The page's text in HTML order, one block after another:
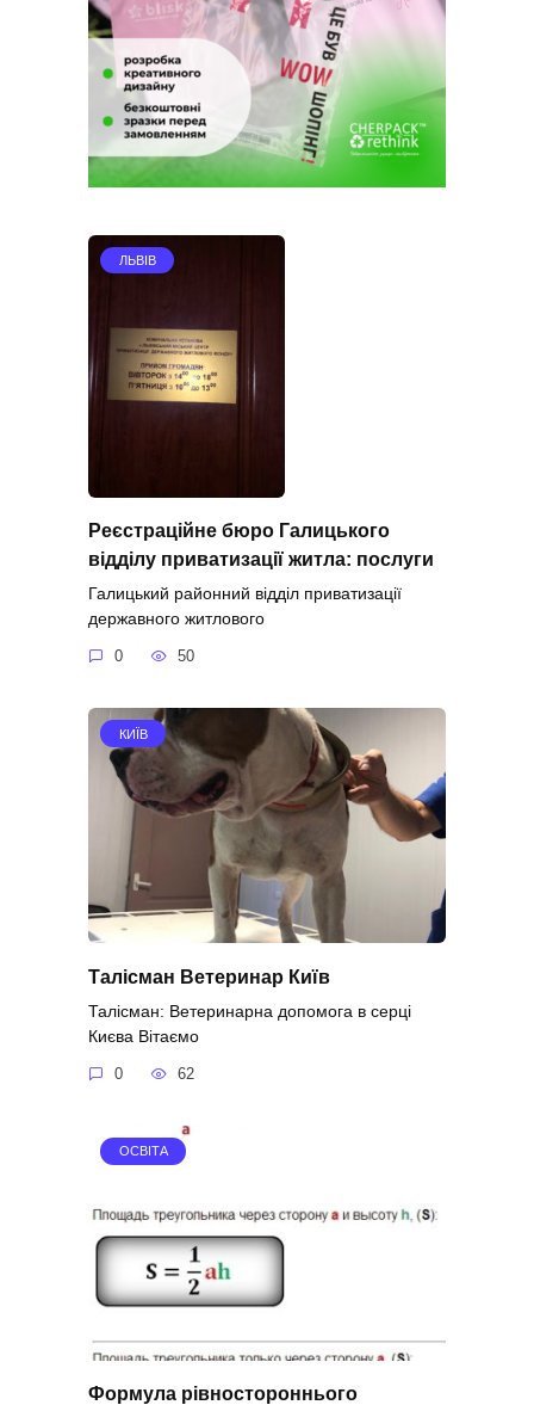
ЛЬВІВ
Реєстраційне бюро Галицького
відділу приватизації житла: послуги
Галицький районний відділ приватизації
державного житлового
0 50
КИЇВ
Талісман Ветеринар Київ
Талісман: Ветеринарна допомога в серці
Києва Вітаємо
0 62
ОСВІТА
Формула рівностороннього